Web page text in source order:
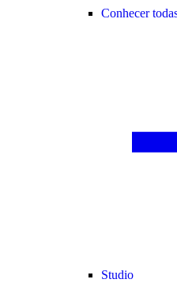
Conhecer
Studio